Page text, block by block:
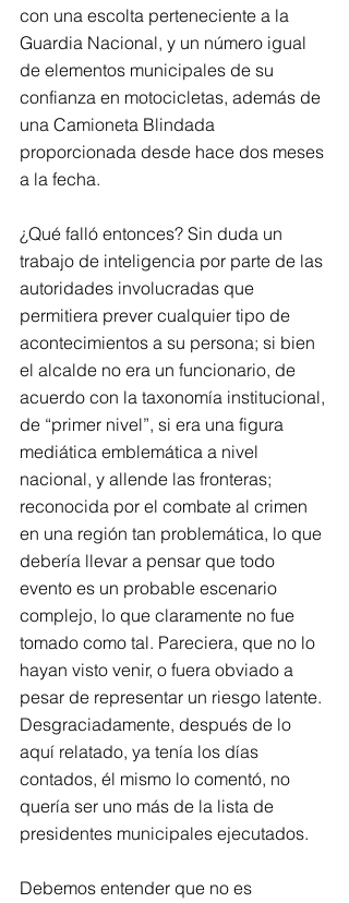
con una escolta perteneciente a la
Guardia Nacional, y un número igual
de elementos municipales de su
confianza en motocicletas, además de
una Camioneta Blindada
proporcionada desde hace dos meses
a la fecha.
¿Qué falló entonces? Sin duda un
trabajo de inteligencia por parte de las
autoridades involucradas que
permitiera prever cualquier tipo de
acontecimientos a su persona; si bien
el alcalde no era un funcionario, de
acuerdo con la taxonomía institucional,
de “primer nivel”, si era una figura
mediática emblemática a nivel
nacional, y allende las fronteras;
reconocida por el combate al crimen
en una región tan problemática, lo que
debería llevar a pensar que todo
evento es un probable escenario
complejo, lo que claramente no fue
tomado como tal. Pareciera, que no lo
hayan visto venir, o fuera obviado a
pesar de representar un riesgo latente.
Desgraciadamente, después de lo
aquí relatado, ya tenía los días
contados, él mismo lo comentó, no
quería ser uno más de la lista de
presidentes municipales ejecutados.
Debemos entender que no es